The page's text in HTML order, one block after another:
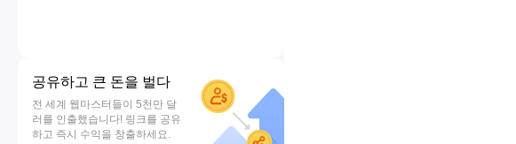
공유하고 큰 돈을 벌다
전 세계 웹마스터들이 5천만 달
러를 인출했습니다! 링크를 공유
하고 즉시 수익을 창출하세요.